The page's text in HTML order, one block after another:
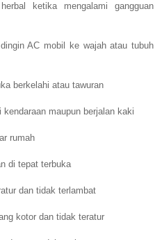
ketika mengalami gangguan
AC mobil ke wajah atau tubuh
berkelahi atau tawuran
maupun berjalan kaki
rumah
di tepat terbuka
dan tidak terlambat
kotor dan tidak teratur